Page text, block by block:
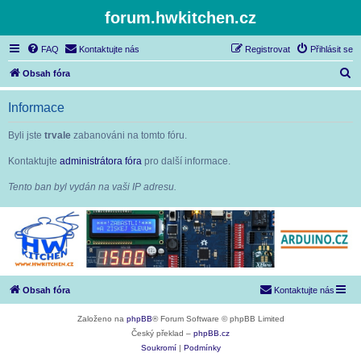
forum.hwkitchen.cz
FAQ Kontaktujte nás Přihlásit se
Registrovat
Obsah fóra
l
Informace
Byli jste trvale zabanováni na tomto fóru.
Kontaktujte administrátora fóra pro další informace.
Tento ban byl vydán na vaši IP adresu.
Obsah fóra Kontaktujte nás
Založeno na phpBB® Forum Software © phpBB Limited
Český překlad – phpBB.cz
Soukromí
Podmínky